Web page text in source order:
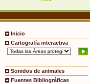
Inicio
Cartografía interactiva
Sonidos de animales
Fuentes Bibliográficas